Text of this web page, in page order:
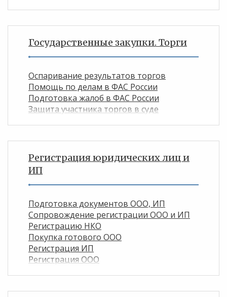
Государственные закупки. Торги
Оспаривание результатов торгов
Помощь по делам в ФАС России
Подготовка жалоб в ФАС России
Защита участника торгов в суде
Регистрация юридических лиц и
ИП
Подготовка документов ООО, ИП
Сопровождение регистрации ООО и ИП
Регистрацию НКО
Покупка готового ООО
Регистрация ИП
Регистрация ООО